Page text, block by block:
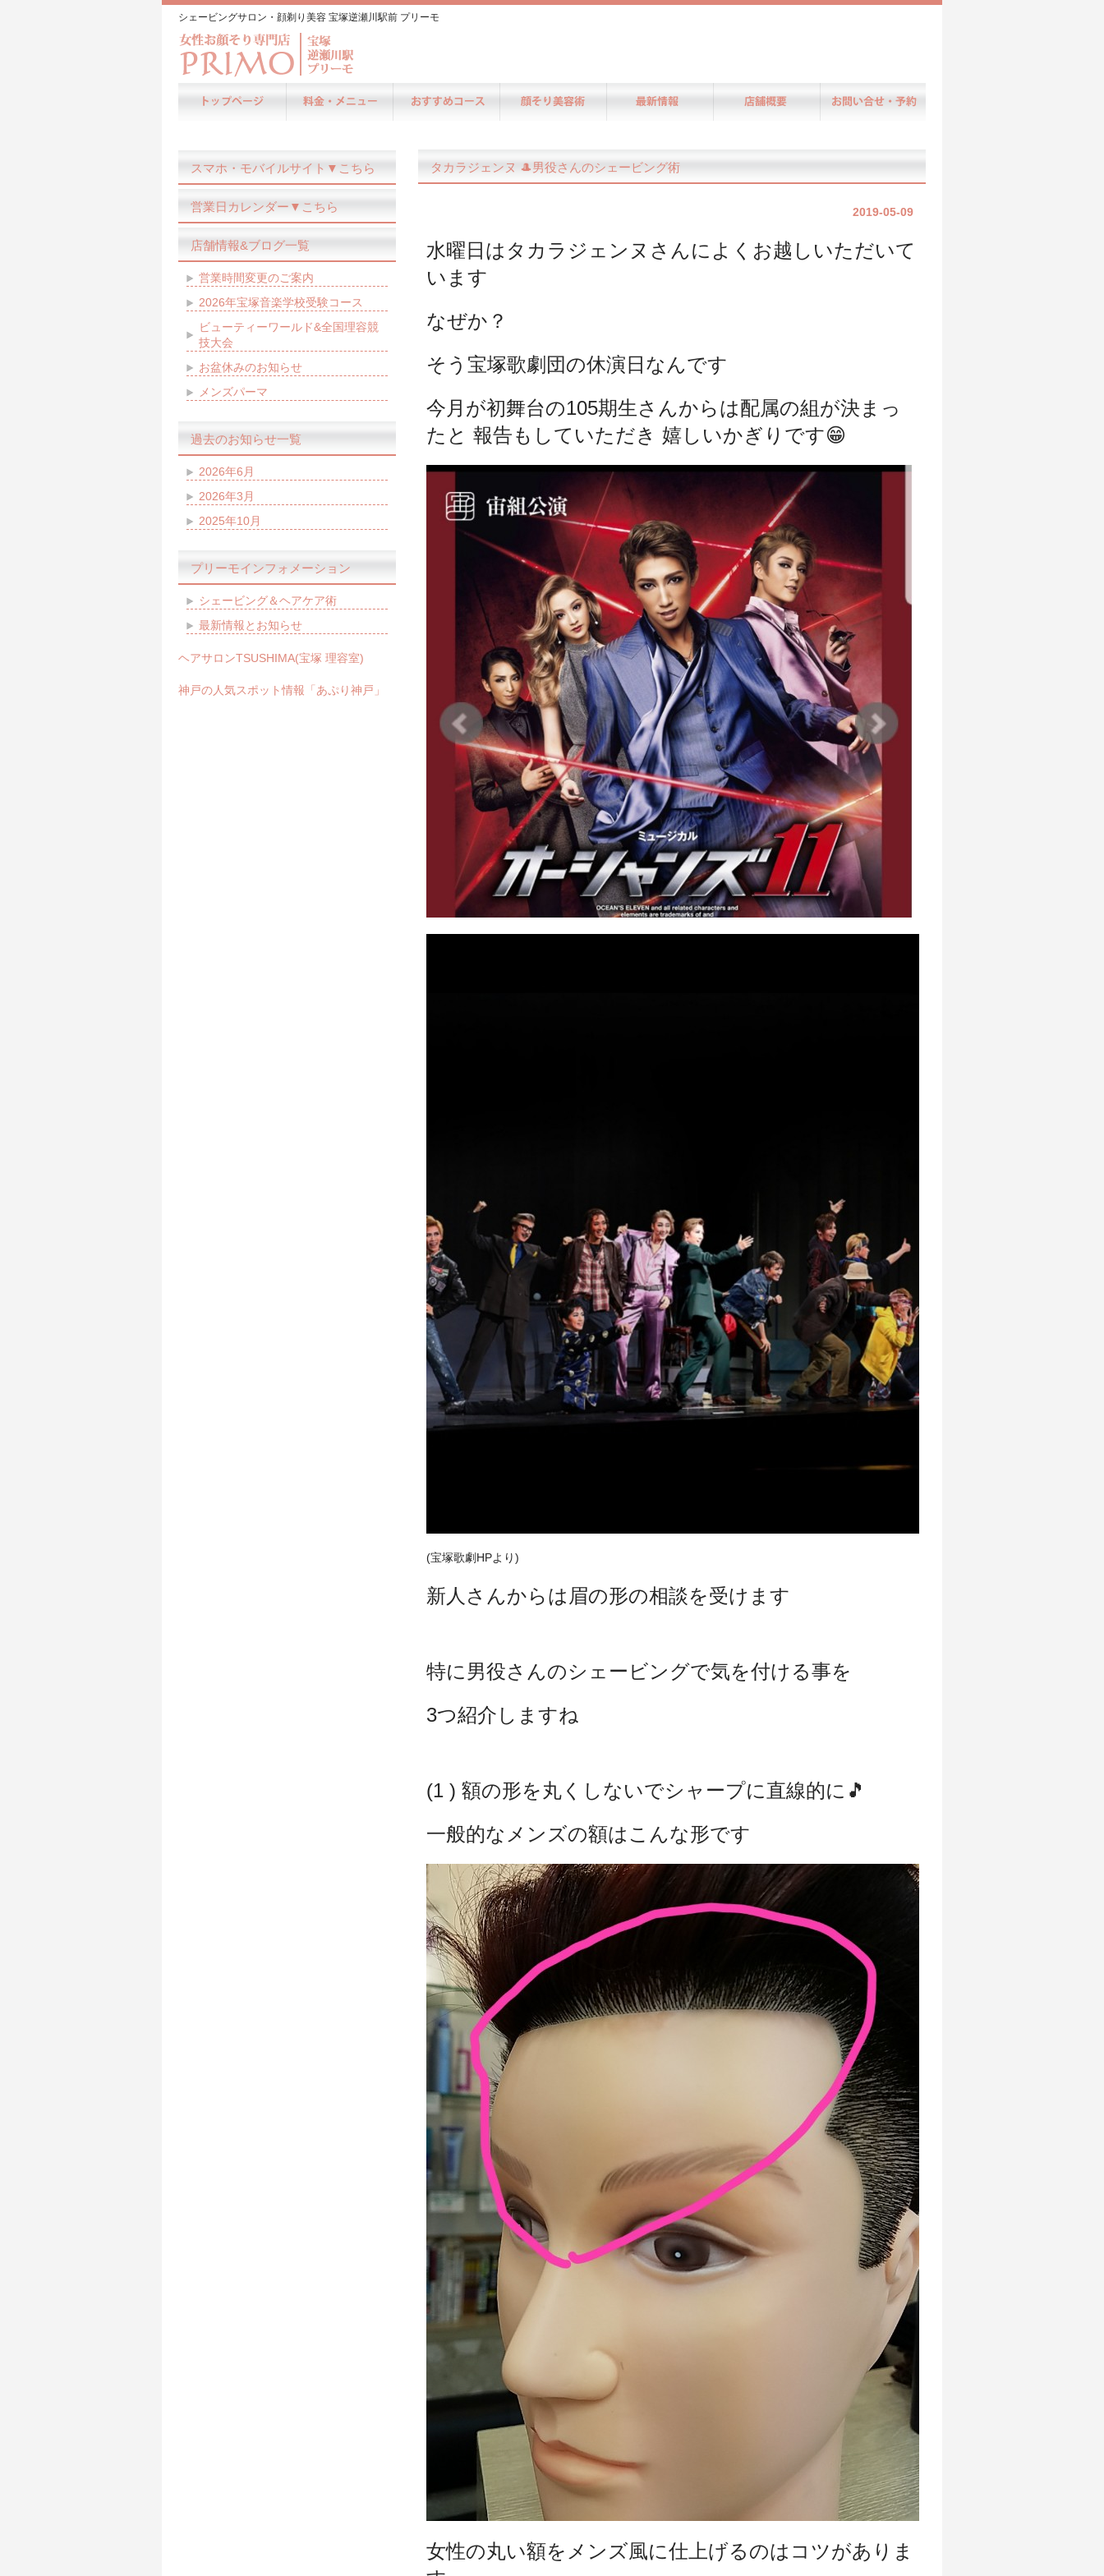
シェービングサロン・顔剃り美容 宝塚逆瀬川駅前 プリーモ
タカラジェンヌ 🎩男役さんのシェービング術
2019-05-09
水曜日はタカラジェンヌさんによくお越しいただいて
います
なぜか？
そう宝塚歌劇団の休演日なんです
今月が初舞台の105期生さんからは配属の組が決まっ
たと 報告もしていただき 嬉しいかぎりです😁
(宝塚歌劇HPより)
新人さんからは眉の形の相談を受けます
特に男役さんのシェービングで気を付ける事を
3つ紹介しますね
(1 ) 額の形を丸くしないでシャープに直線的に🎵
一般的なメンズの額はこんな形です
女性の丸い額をメンズ風に仕上げるのはコツがありま
スマホ・モバイルサイト▼こちら
営業日カレンダー▼こちら
店舗情報&ブログ一覧
営業時間変更のご案内
2026年宝塚音楽学校受験コース
ビューティーワールド&全国理容競
技大会
お盆休みのお知らせ
メンズパーマ
過去のお知らせ一覧
2026年6月
2026年3月
2025年10月
プリーモインフォメーション
シェービング＆ヘアケア術
最新情報とお知らせ
ヘアサロンTSUSHIMA(宝塚 理容室)
神戸の人気スポット情報「あぷり神戸」